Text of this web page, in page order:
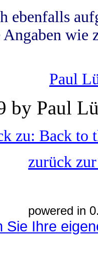
ebenfalls
wie
Paul
by Paul
zu: Back to
zurück
powered in
Sie Ihre